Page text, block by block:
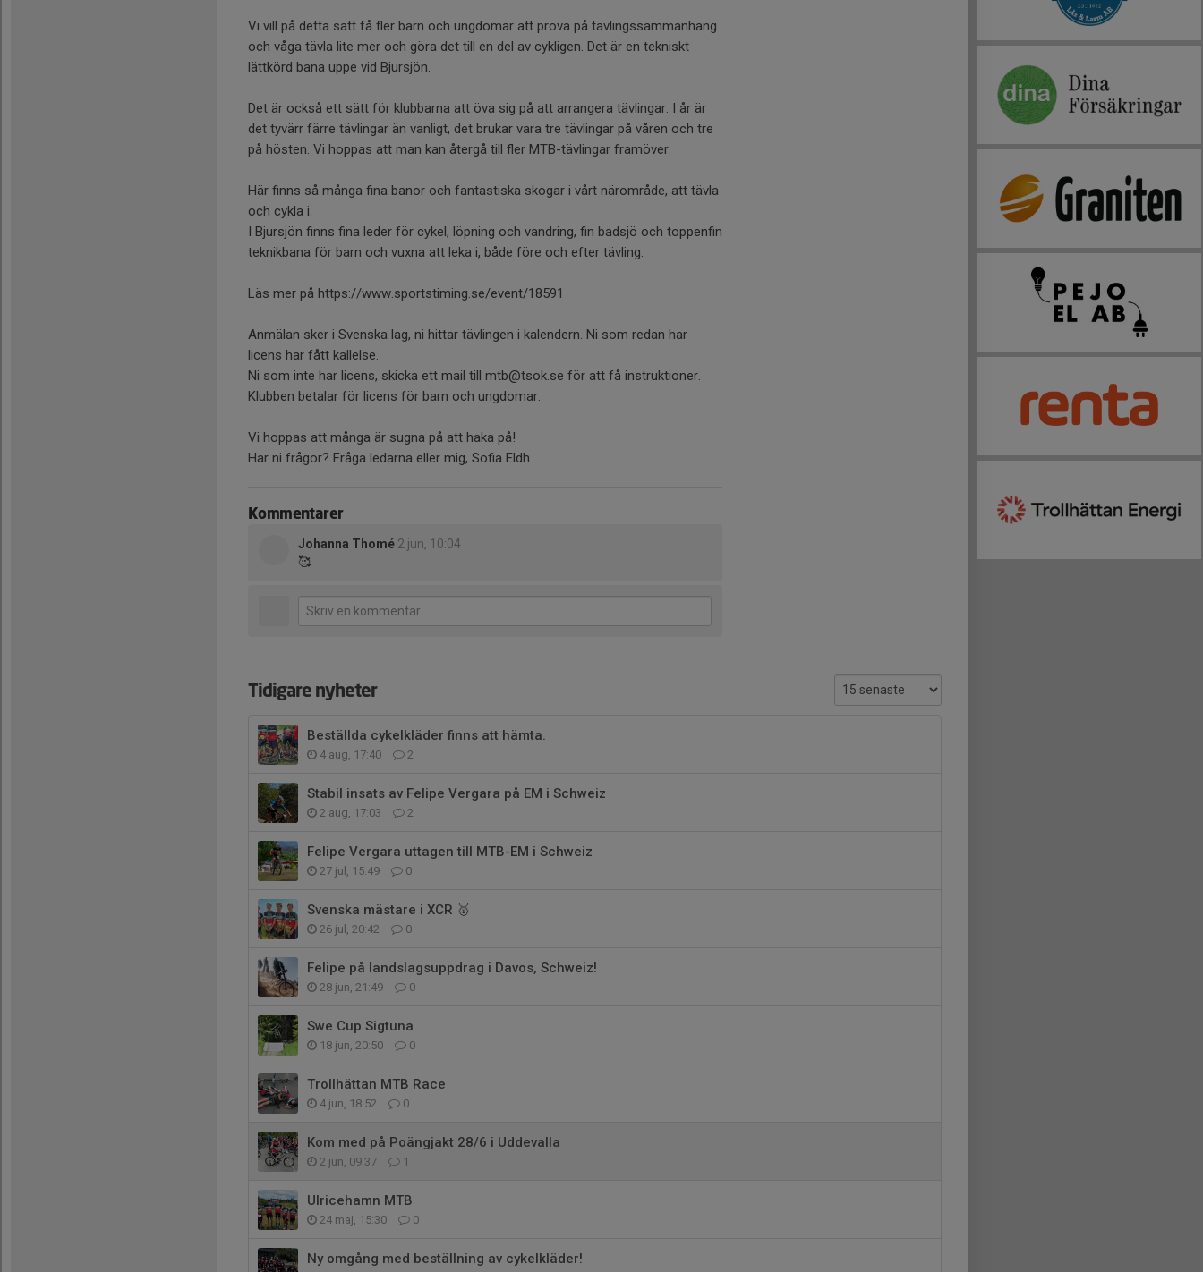
Vi vill på detta sätt få fler barn och ungdomar att prova på tävlingssammanhang
och våga tävla lite mer och göra det till en del av cykligen. Det är en tekniskt
lättkörd bana uppe vid Bjursjön.
Det är också ett sätt för klubbarna att öva sig på att arrangera tävlingar. I år är
det tyvärr färre tävlingar än vanligt, det brukar vara tre tävlingar på våren och tre
på hösten. Vi hoppas att man kan återgå till fler MTB-tävlingar framöver.
Här finns så många fina banor och fantastiska skogar i vårt närområde, att tävla
och cykla i.
I Bjursjön finns fina leder för cykel, löpning och vandring, fin badsjö och toppenfin
teknikbana för barn och vuxna att leka i, både före och efter tävling.
Läs mer på https://www.sportstiming.se/event/18591
Anmälan sker i Svenska lag, ni hittar tävlingen i kalendern. Ni som redan har
licens har fått kallelse.
Ni som inte har licens, skicka ett mail till mtb@tsok.se för att få instruktioner.
Klubben betalar för licens för barn och ungdomar.
Vi hoppas att många är sugna på att haka på!
Har ni frågor? Fråga ledarna eller mig, Sofia Eldh
Kommentarer
Johanna Thomé 2 jun, 10:04
🥰
Tidigare nyheter
Beställda cykelkläder finns att hämta.
4 aug, 17:40 2
Stabil insats av Felipe Vergara på EM i Schweiz
2 aug, 17:03 2
Felipe Vergara uttagen till MTB-EM i Schweiz
27 jul, 15:49 0
Svenska mästare i XCR 🥇
26 jul, 20:42 0
Felipe på landslagsuppdrag i Davos, Schweiz!
28 jun, 21:49 0
Swe Cup Sigtuna
18 jun, 20:50 0
Trollhättan MTB Race
4 jun, 18:52 0
Kom med på Poängjakt 28/6 i Uddevalla
2 jun, 09:37 1
Ulricehamn MTB
24 maj, 15:30 0
Ny omgång med beställning av cykelkläder!